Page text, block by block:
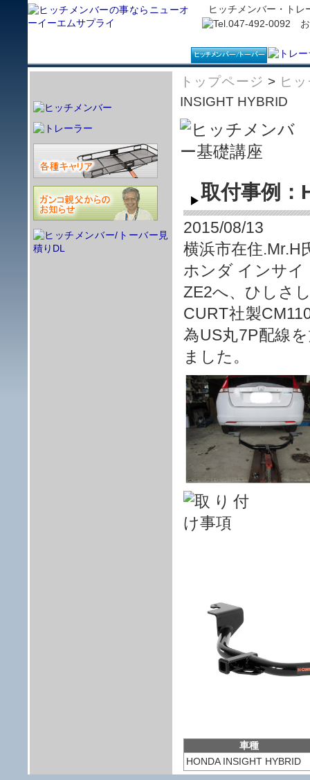
ヒッチメンバー・ト
トップページ > ヒ
INSIGHT HYBRID
取付事例：
2015/08/13
横浜市在住.Mr.H
ホンダ インサイ
ZE2へ、ひしさ
CURT社製
為US丸7P配線
ました。
車種
HONDA INSIGHT HYBRID